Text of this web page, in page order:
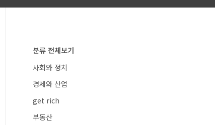
분류 전체보기
사회와 정치
경제와 산업
get rich
부동산